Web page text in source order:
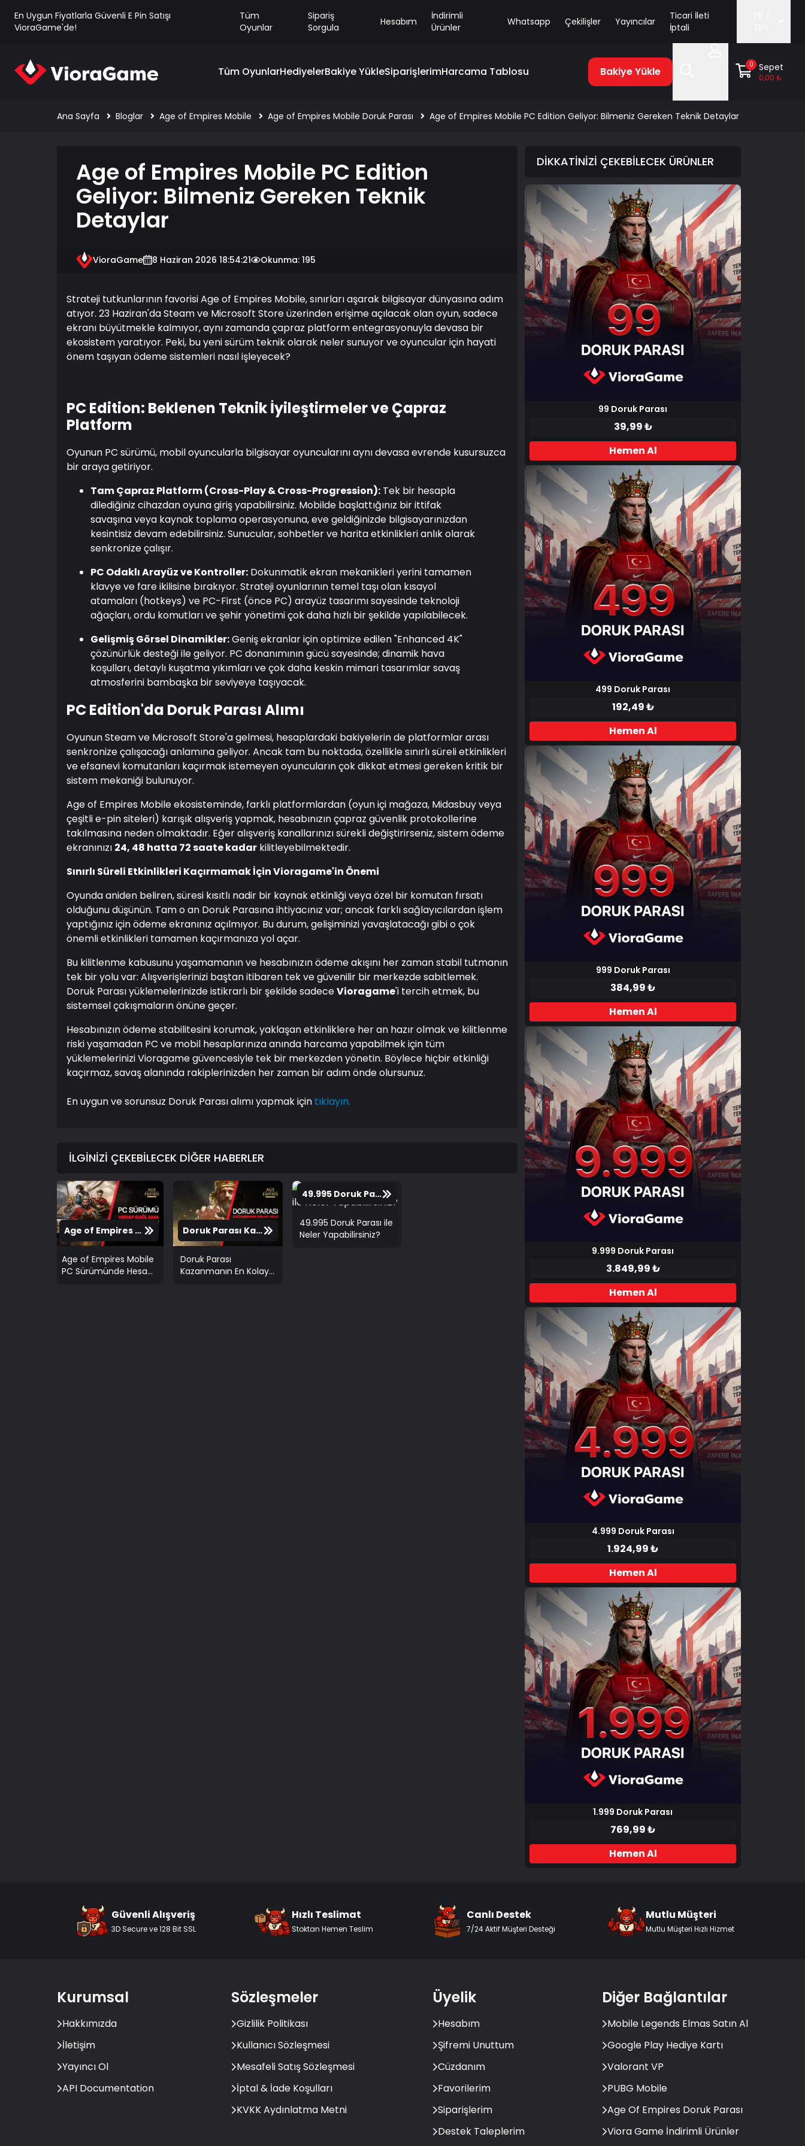
En Uygun Fiyatlarla Güvenli E Pin Satışı
VioraGame'de!
Tüm
Oyunlar
Sipariş
Sorgula
Hesabım
İndirimli
Ürünler
Whatsapp Çekilişler Yayıncılar
Ticari İleti
İptali
Tüm OyunlarHediyelerBakiye YükleSiparişlerimHarcama Tablosu Bakiye Yükle
0 Sepet
0,00 ₺
Ana Sayfa Bloglar Age of Empires Mobile Age of Empires Mobile Doruk Parası Age of Empires Mobile PC Edition Geliyor: Bilmeniz Gereken Teknik Detaylar
Age of Empires Mobile PC Edition
Geliyor: Bilmeniz Gereken Teknik
Detaylar
VioraGame 8 Haziran 2026 18:54:21 Okunma: 195
Strateji tutkunlarının favorisi Age of Empires Mobile, sınırları aşarak bilgisayar dünyasına adım
atıyor. 23 Haziran'da Steam ve Microsoft Store üzerinden erişime açılacak olan oyun, sadece
ekranı büyütmekle kalmıyor, aynı zamanda çapraz platform entegrasyonuyla devasa bir
ekosistem yaratıyor. Peki, bu yeni sürüm teknik olarak neler sunuyor ve oyuncular için hayati
önem taşıyan ödeme sistemleri nasıl işleyecek?
PC Edition: Beklenen Teknik İyileştirmeler ve Çapraz
Platform
Oyunun PC sürümü, mobil oyuncularla bilgisayar oyuncularını aynı devasa evrende kusursuzca
bir araya getiriyor.
Tam Çapraz Platform (Cross-Play & Cross-Progression): Tek bir hesapla
dilediğiniz cihazdan oyuna giriş yapabilirsiniz. Mobilde başlattığınız bir ittifak
savaşına veya kaynak toplama operasyonuna, eve geldiğinizde bilgisayarınızdan
kesintisiz devam edebilirsiniz. Sunucular, sohbetler ve harita etkinlikleri anlık olarak
senkronize çalışır.
PC Odaklı Arayüz ve Kontroller: Dokunmatik ekran mekanikleri yerini tamamen
klavye ve fare ikilisine bırakıyor. Strateji oyunlarının temel taşı olan kısayol
atamaları (hotkeys) ve PC-First (önce PC) arayüz tasarımı sayesinde teknoloji
ağaçları, ordu komutları ve şehir yönetimi çok daha hızlı bir şekilde yapılabilecek.
Gelişmiş Görsel Dinamikler:Geniş ekranlar için optimize edilen "Enhanced 4K"
çözünürlük desteği ile geliyor. PC donanımının gücü sayesinde; dinamik hava
koşulları, detaylı kuşatma yıkımları ve çok daha keskin mimari tasarımlar savaş
atmosferini bambaşka bir seviyeye taşıyacak.
PC Edition'da Doruk Parası Alımı
Oyunun Steam ve Microsoft Store'a gelmesi, hesaplardaki bakiyelerin de platformlar arası
senkronize çalışacağı anlamına geliyor. Ancak tam bu noktada, özellikle sınırlı süreli etkinlikleri
ve efsanevi komutanları kaçırmak istemeyen oyuncuların çok dikkat etmesi gereken kritik bir
sistem mekaniği bulunuyor.
Age of Empires Mobile ekosisteminde, farklı platformlardan (oyun içi mağaza, Midasbuy veya
çeşitli e-pin siteleri) karışık alışveriş yapmak, hesabınızın çapraz güvenlik protokollerine
takılmasına neden olmaktadır. Eğer alışveriş kanallarınızı sürekli değiştirirseniz, sistem ödeme
ekranınızı 24, 48 hatta 72 saate kadar kilitleyebilmektedir.
Sınırlı Süreli Etkinlikleri Kaçırmamak İçin Vioragame'in Önemi
Oyunda aniden beliren, süresi kısıtlı nadir bir kaynak etkinliği veya özel bir komutan fırsatı
olduğunu düşünün. Tam o an Doruk Parasına ihtiyacınız var; ancak farklı sağlayıcılardan işlem
yaptığınız için ödeme ekranınız açılmıyor. Bu durum, gelişiminizi yavaşlatacağı gibi o çok
önemli etkinlikleri tamamen kaçırmanıza yol açar.
Bu kilitlenme kabusunu yaşamamanın ve hesabınızın ödeme akışını her zaman stabil tutmanın
tek bir yolu var: Alışverişlerinizi baştan itibaren tek ve güvenilir bir merkezde sabitlemek.
Doruk Parası yüklemelerinizde istikrarlı bir şekilde sadeceVioragame'i tercih etmek, bu
sistemsel çakışmaların önüne geçer.
Hesabınızın ödeme stabilitesini korumak, yaklaşan etkinliklere her an hazır olmak ve kilitlenme
riski yaşamadan PC ve mobil hesaplarınıza anında harcama yapabilmek için tüm
yüklemelerinizi Vioragame güvencesiyle tek bir merkezden yönetin. Böylece hiçbir etkinliği
kaçırmaz, savaş alanında rakiplerinizden her zaman bir adım önde olursunuz.
En uygun ve sorunsuz Doruk Parası alımı yapmak için tıklayın.
İLGİNİZİ ÇEKEBİLECEK DİĞER HABERLER
Age of Empires Mobile PC Sürümünde Hesap Kaybetme Riski! Hesabınızı Nasıl Bağlarsınız ve Doruk Parası Kilitlenmesini Nasıl Önlersiniz?
Age of Empires Mobile
PC Sürümünde Hesap
Doruk Parası Kazanmanın En Kolay Yolları
Doruk Parası
Kazanmanın En Kolay
49.995 Doruk Parası ile Neler Yapabilirsiniz?
49.995 Doruk Parası ile
Neler Yapabilirsiniz?
DİKKATİNİZİ ÇEKEBİLECEK ÜRÜNLER
99 Doruk Parası
39,99 ₺
Hemen Al
499 Doruk Parası
192,49 ₺
Hemen Al
999 Doruk Parası
384,99 ₺
Hemen Al
9.999 Doruk Parası
3.849,99 ₺
Hemen Al
4.999 Doruk Parası
1.924,99 ₺
Hemen Al
1.999 Doruk Parası
769,99 ₺
Hemen Al
Güvenli Alışveriş
3D Secure ve 128 Bit SSL
Hızlı Teslimat
Stoktan Hemen Teslim
Canlı Destek
7/24 Aktif Müşteri Desteği
Mutlu Müşteri
Mutlu Müşteri Hızlı Hizmet
Kurumsal
Hakkımızda
İletişim
Yayıncı Ol
API Documentation
Sözleşmeler
Gizlilik Politikası
Kullanıcı Sözleşmesi
Mesafeli Satış Sözleşmesi
İptal & İade Koşulları
KVKK Aydınlatma Metni
Üyelik
Hesabım
Şifremi Unuttum
Cüzdanım
Favorilerim
Siparişlerim
Destek Taleplerim
Diğer Bağlantılar
Mobile Legends Elmas Satın Al
Google Play Hediye Kartı
Valorant VP
PUBG Mobile
Age Of Empires Doruk Parası
Viora Game İndirimli Ürünler